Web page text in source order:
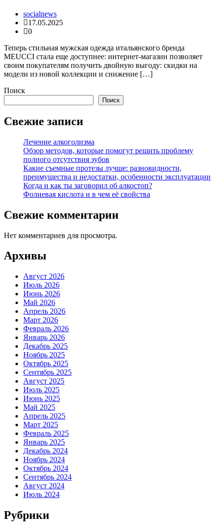
socialnews
17.05.2025
0
Теперь стильная мужская одежда итальянского бренда
MEUCCI стала еще доступнее: интернет-магазин позволяет
своим покупателям получить двойную выгоду: скидки на
модели из новой коллекции и снижение […]
Поиск
Поиск
Свежие записи
Лечение алкоголизма
Обзор методов, которые помогут решить проблему
полного отсутствия зубов
Какие съемные протезы лучше: разновидности,
преимущества и недостатки, особенности эксплуатации
Когда и как ты заговорил об алкостоп?
Фолиевая кислота и в чем её свойства
Свежие комментарии
Нет комментариев для просмотра.
Архивы
Август 2026
Июль 2026
Июнь 2026
Май 2026
Апрель 2026
Март 2026
Февраль 2026
Январь 2026
Декабрь 2025
Ноябрь 2025
Октябрь 2025
Сентябрь 2025
Август 2025
Июль 2025
Июнь 2025
Май 2025
Апрель 2025
Март 2025
Февраль 2025
Январь 2025
Декабрь 2024
Ноябрь 2024
Октябрь 2024
Сентябрь 2024
Август 2024
Июль 2024
Рубрики